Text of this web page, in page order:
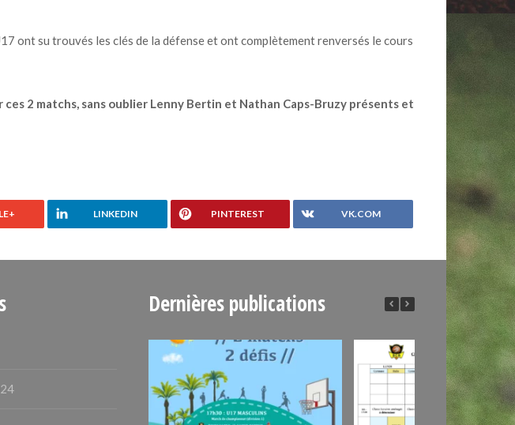
ont su trouvés les clés de la défense et ont complètement renversés le cours
2 matchs, sans oublier Lenny Bertin et Nathan Caps-Bruzy présents et
LINKEDIN PINTEREST VK.COM
Dernières publications